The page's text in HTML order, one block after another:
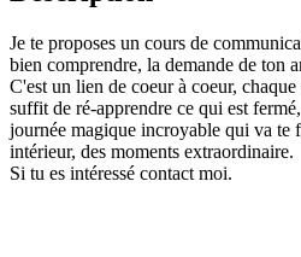
Je te proposes un cours de
bien comprendre, la demande de ton
C'est un lien de coeur à coeur,
suffit de ré-apprendre ce qui est
journée magique incroyable qui va te
intérieur, des moments extraordinaire.
Si tu es intéressé contact moi.